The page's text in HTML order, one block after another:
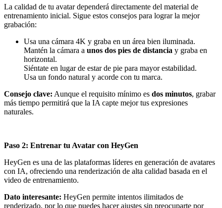
La calidad de tu avatar dependerá directamente del material de
entrenamiento inicial. Sigue estos consejos para lograr la mejor
grabación:
Usa una cámara 4K y graba en un área bien iluminada.
Mantén la cámara a unos dos pies de distancia y graba en
horizontal.
Siéntate en lugar de estar de pie para mayor estabilidad.
Usa un fondo natural y acorde con tu marca.
Consejo clave: Aunque el requisito mínimo es dos minutos, grabar
más tiempo permitirá que la IA capte mejor tus expresiones
naturales.
Paso 2: Entrenar tu Avatar con HeyGen
HeyGen es una de las plataformas líderes en generación de avatares
con IA, ofreciendo una renderización de alta calidad basada en el
video de entrenamiento.
Dato interesante: HeyGen permite intentos ilimitados de
renderizado, por lo que puedes hacer ajustes sin preocuparte por